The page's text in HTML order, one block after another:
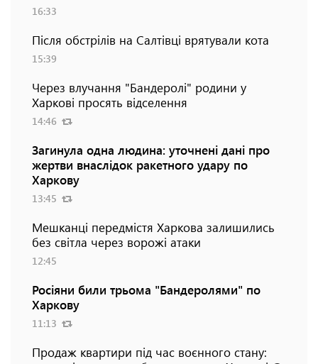
16:33
Після обстрілів на Салтівці врятували кота
15:39
Через влучання "Бандеролі" родини у
Харкові просять відселення
14:46
Загинула одна людина: уточнені дані про
жертви внаслідок ракетного удару по
Харкову
13:45
Мешканці передмістя Харкова залишились
без світла через ворожі атаки
12:45
Росіяни били трьома "Бандеролями" по
Харкову
11:13
Продаж квартири під час воєнного стану: